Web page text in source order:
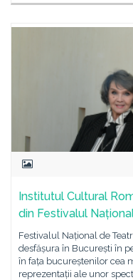
Institutul Cultural
din Festivalul
Festivalul Național de
desfășura în București în
în fața bucureștenilor cea
reprezentații ale unor